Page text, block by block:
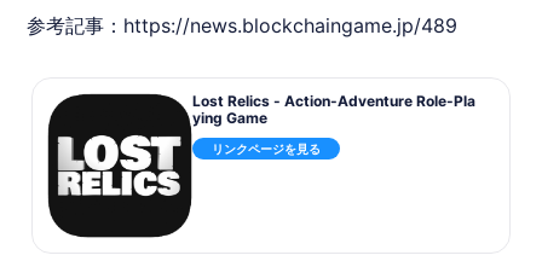
参考記事： https://news.blockchaingame.jp/489
Lost Relics - Action-Adventure Role-Pla
ying Game
リンクページを見る